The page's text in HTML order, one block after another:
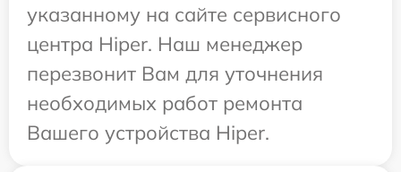
указанному на сайте сервисного
центра Hiper. Наш менеджер
перезвонит Вам для уточнения
необходимых работ ремонта
Вашего устройства Hiper.